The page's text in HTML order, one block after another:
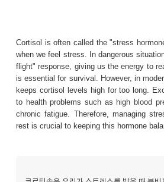
Cortisol is often called the "stress
when we feel stress. In dangerous
flight" response, giving us the energy to
is essential for survival. However, in
keeps cortisol levels high for too long.
to health problems such as high blood
chronic fatigue. Therefore, managing
rest is crucial to keeping this hormone